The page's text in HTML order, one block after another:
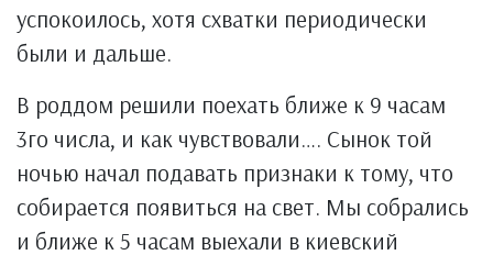
успокоилось, хотя схватки периодически
были и дальше.
В роддом решили поехать ближе к 9 часам
3го числа, и как чувствовали…. Сынок той
ночью начал подавать признаки к тому, что
собирается появиться на свет. Мы собрались
и ближе к 5 часам выехали в киевский